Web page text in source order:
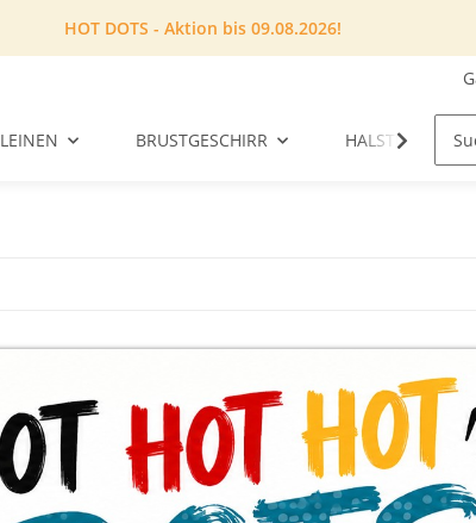
HOT DOTS - Aktion bis 09.08.2026!
LEINEN BRUSTGESCHIRR HALSTUCH